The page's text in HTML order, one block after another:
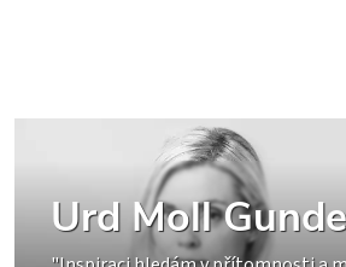
Urd Moll